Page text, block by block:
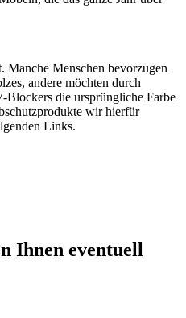
Manche Menschen bevorzugen
andere möchten durch
Blockers die ursprüngliche Farbe
wir hierfür
Links.
Ihnen eventuell